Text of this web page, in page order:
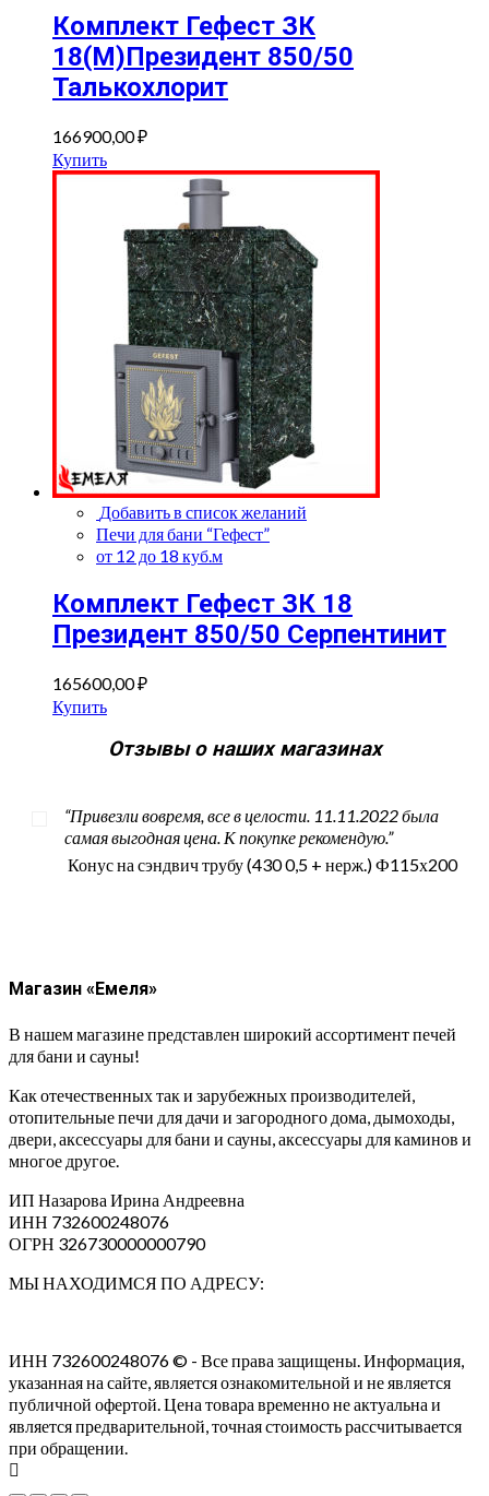
Комплект Гефест ЗК
18(М)Президент 850/50
Талькохлорит
166900,00₽
Купить
Добавить в список желаний
Печи для бани “Гефест”
от 12 до 18 куб.м
Комплект Гефест ЗК 18
Президент 850/50 Серпентинит
165600,00₽
Купить
Отзывы о наших магазинах
“Привезли вовремя, все в целости. 11.11.2022 была
самая выгодная цена. К покупке рекомендую.”
Конус на сэндвич трубу (430 0,5 + нерж.) Ф115х200
Магазин «Емеля»
В нашем магазине представлен широкий ассортимент печей
для бани и сауны!
Как отечественных так и зарубежных производителей,
отопительные печи для дачи и загородного дома, дымоходы,
двери, аксессуары для бани и сауны, аксессуары для каминов и
многое другое.
ИП Назарова Ирина Андреевна⁠
ИНН 732600248076
ОГРН 326730000000790
МЫ НАХОДИМСЯ ПО АДРЕСУ:
ИНН 732600248076 © - Все права защищены. Информация,
указанная на сайте, является ознакомительной и не является
публичной офертой. Цена товара временно не актуальна и
является предварительной, точная стоимость рассчитывается
при обращении.